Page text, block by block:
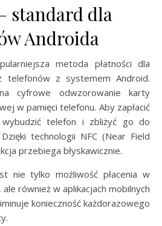
standard dla
Androida
metoda płatności dla
telefonów z systemem Android.
cyfrowe odwzorowanie karty
w pamięci telefonu. Aby zapłacić
telefon i zbliżyć go do
technologii NFC (Near Field
przebiega błyskawicznie.
nie tylko możliwość płacenia w
również w aplikacjach mobilnych
konieczność każdorazowego